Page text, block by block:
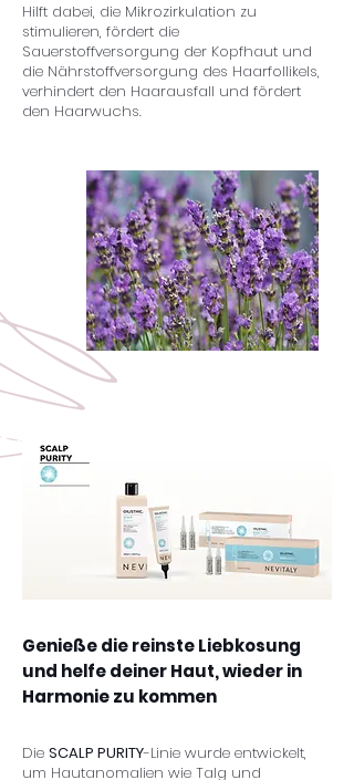
Hilft dabei, die Mikrozirkulation zu
stimulieren, fördert die
Sauerstoffversorgung der Kopfhaut und
die Nährstoffversorgung des Haarfollikels,
verhindert den Haarausfall und fördert
den Haarwuchs.
Genieße die reinste Liebkosung
und helfe deiner Haut, wieder in
Harmonie zu kommen
Die SCALP PURITY-Linie wurde entwickelt,
um Hautanomalien wie Talg und